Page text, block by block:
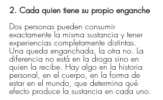
2. Cada quien tiene su propio enganche
Dos personas pueden consumir
exactamente la misma sustancia y tener
experiencias completamente distintas.
Una queda enganchada, la otra no. La
diferencia no está en la droga sino en
quien la recibe. Hay algo en la historia
personal, en el cuerpo, en la forma de
estar en el mundo, que determina qué
efecto produce la sustancia en cada uno.